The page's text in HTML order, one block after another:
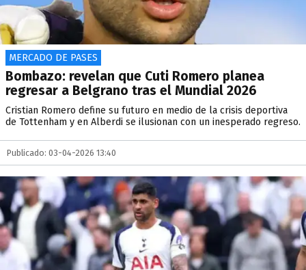
MERCADO DE PASES
Bombazo: revelan que Cuti Romero planea
regresar a Belgrano tras el Mundial 2026
Cristian Romero define su futuro en medio de la crisis deportiva
de Tottenham y en Alberdi se ilusionan con un inesperado regreso.
Publicado: 03-04-2026 13:40